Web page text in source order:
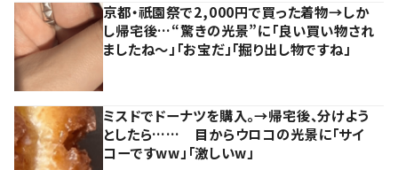
京都・祇園祭で2,000円で買った着物→しか
し帰宅後…“驚きの光景”に「良い買い物され
ましたね～」「お宝だ」「掘り出し物ですね」
ミスドでドーナツを購入。→帰宅後、分けよう
としたら…… 目からウロコの光景に「サイ
コーですww」「激しいw」